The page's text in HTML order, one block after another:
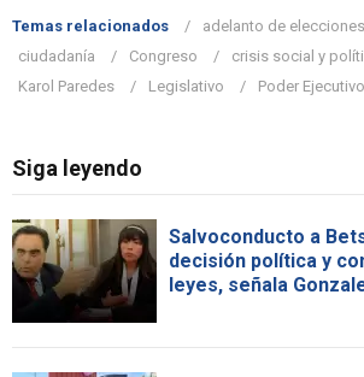
Temas relacionados
adelanto de
ciudadanía
Congreso crisis social y
Karol Paredes
Legislativo Poder Ejecutivo
Siga leyendo
Salvoconducto a
decisión política y
leyes, señala